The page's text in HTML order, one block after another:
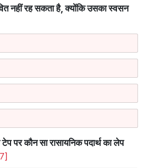
नहीं रह सकता है, क्योंकि उसका स्वसन
पर कौन सा रासायनिक पदार्थ का लेप